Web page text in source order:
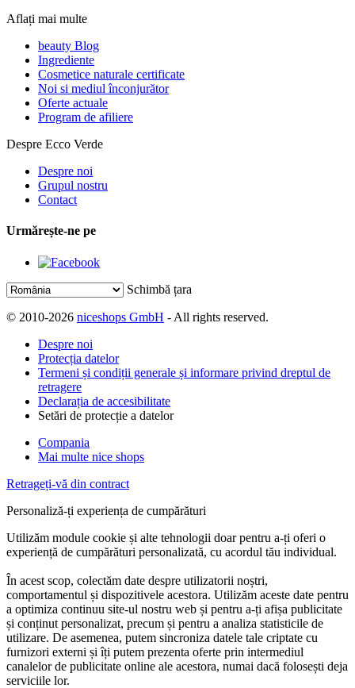
Aflați mai multe
beauty Blog
Ingrediente
Cosmetice naturale certificate
Noi si mediul înconjurător
Oferte actuale
Program de afiliere
Despre Ecco Verde
Despre noi
Grupul nostru
Contact
Urmărește-ne pe
Schimbă țara
© 2010-2026 niceshops GmbH - All rights reserved.
Despre noi
Protecția datelor
Termeni și condiții generale și informare privind dreptul de
retragere
Declarația de accesibilitate
Setări de protecție a datelor
Compania
Mai multe nice shops
Retrageți-vă din contract
Personaliză-ți experiența de cumpărături
Utilizăm module cookie și alte tehnologii doar pentru a-ți oferi o
experiență de cumpărături personalizată, cu acordul tău individual.
În acest scop, colectăm date despre utilizatorii noștri,
comportamentul și dispozitivele acestora. Utilizăm aceste date pentru
a optimiza continuu site-ul nostru web și pentru a-ți afișa publicitate
și conținut personalizat, precum și pentru a analiza statisticile de
utilizare. De asemenea, putem sincroniza datele tale criptate cu
furnizori externi și îți putem prezenta oferte prin intermediul
canalelor de publicitate online ale acestora, numai dacă folosești deja
serviciile lor.